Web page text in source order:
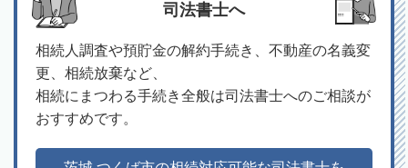
司法書士へ
相続人調査や預貯金の解約手続き、不動産の名義変
更、相続放棄など、
相続にまつわる手続き全般は司法書士へのご相談が
おすすめです。